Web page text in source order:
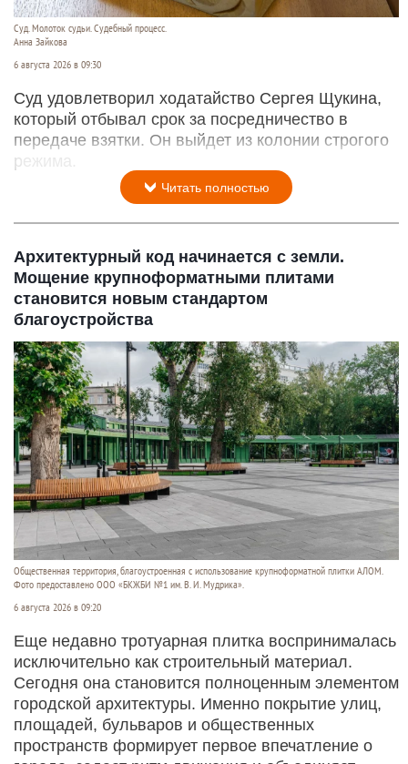
Суд. Молоток судьи. Судебный процесс.
Анна Зайкова
6 августа 2026 в 09:30
Суд удовлетворил ходатайство Сергея Щукина,
который отбывал срок за посредничество в
передаче взятки. Он выйдет из колонии строгого
режима.
Читать полностью
Архитектурный код начинается с земли.
Мощение крупноформатными плитами
становится новым стандартом
благоустройства
Общественная территория, благоустроенная с использование крупноформатной плитки АЛОМ.
Фото предоставлено ООО «БКЖБИ №1 им. В. И. Мудрика».
6 августа 2026 в 09:20
Еще недавно тротуарная плитка воспринималась
исключительно как строительный материал.
Сегодня она становится полноценным элементом
городской архитектуры. Именно покрытие улиц,
площадей, бульваров и общественных
пространств формирует первое впечатление о